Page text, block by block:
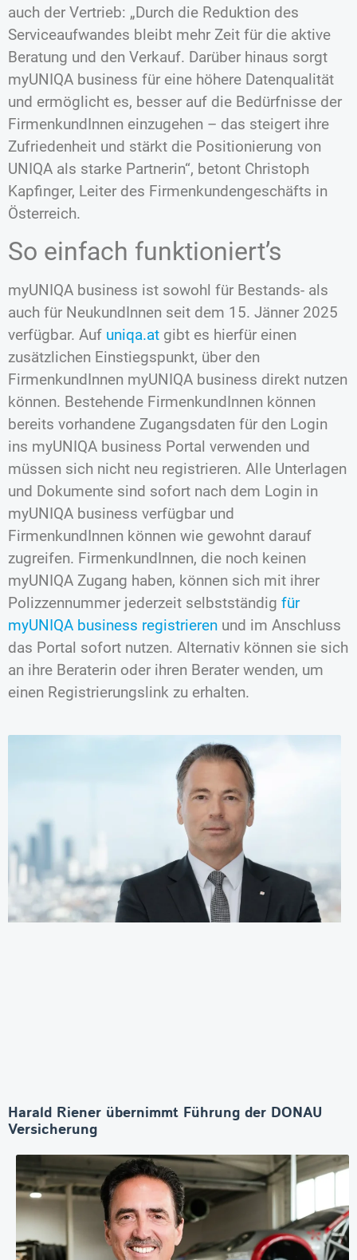
auch der Vertrieb: „Durch die Reduktion des
Serviceaufwandes bleibt mehr Zeit für die aktive
Beratung und den Verkauf. Darüber hinaus sorgt
myUNIQA business für eine höhere Datenqualität
und ermöglicht es, besser auf die Bedürfnisse der
FirmenkundInnen einzugehen – das steigert ihre
Zufriedenheit und stärkt die Positionierung von
UNIQA als starke Partnerin“, betont Christoph
Kapfinger, Leiter des Firmenkundengeschäfts in
Österreich.
So einfach funktioniert’s
myUNIQA business ist sowohl für Bestands- als
auch für NeukundInnen seit dem 15. Jänner 2025
verfügbar. Auf uniqa.at gibt es hierfür einen
zusätzlichen Einstiegspunkt, über den
FirmenkundInnen myUNIQA business direkt nutzen
können. Bestehende FirmenkundInnen können
bereits vorhandene Zugangsdaten für den Login
ins myUNIQA business Portal verwenden und
müssen sich nicht neu registrieren. Alle Unterlagen
und Dokumente sind sofort nach dem Login in
myUNIQA business verfügbar und
FirmenkundInnen können wie gewohnt darauf
zugreifen. FirmenkundInnen, die noch keinen
myUNIQA Zugang haben, können sich mit ihrer
Polizzennummer jederzeit selbstständig für
myUNIQA business registrieren und im Anschluss
das Portal sofort nutzen. Alternativ können sie sich
an ihre Beraterin oder ihren Berater wenden, um
einen Registrierungslink zu erhalten.
Harald Riener übernimmt Führung der DONAU
Versicherung